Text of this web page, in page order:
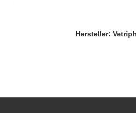
Hersteller: